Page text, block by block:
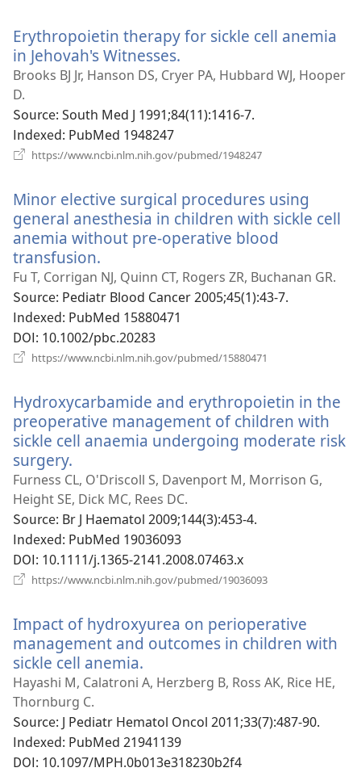
창
Erythropoietin therapy for sickle cell anemia
in Jehovah's Witnesses.
로
창
기)
Brooks BJ Jr, Hanson DS, Cryer PA, Hubbard WJ, Hooper
D.
Source‎: South Med J 1991;84(11):1416-7.
Indexed‎: PubMed 1948247
https://www.ncbi.nlm.nih.gov/pubmed/1948247
창
열
기)
Minor elective surgical procedures using
general anesthesia in children with sickle cell
anemia without pre-operative blood
transfusion.
로
운
창
열
기)
Fu T, Corrigan NJ, Quinn CT, Rogers ZR, Buchanan GR.
Source‎: Pediatr Blood Cancer 2005;45(1):43-7.
Indexed‎: PubMed 15880471
DOI‎: 10.1002/pbc.20283
https://www.ncbi.nlm.nih.gov/pubmed/15880471
창
열
기)
Hydroxycarbamide and erythropoietin in the
preoperative management of children with
sickle cell anaemia undergoing moderate risk
surgery.
로
운
창
열
기)
Furness CL, O'Driscoll S, Davenport M, Morrison G,
Height SE, Dick MC, Rees DC.
Source‎: Br J Haematol 2009;144(3):453-4.
Indexed‎: PubMed 19036093
DOI‎: 10.1111/j.1365-2141.2008.07463.x
https://www.ncbi.nlm.nih.gov/pubmed/19036093
창
열
기)
Impact of hydroxyurea on perioperative
management and outcomes in children with
sickle cell anemia.
로
창
열
기)
Hayashi M, Calatroni A, Herzberg B, Ross AK, Rice HE,
Thornburg C.
Source‎: J Pediatr Hematol Oncol 2011;33(7):487-90.
Indexed‎: PubMed 21941139
DOI‎: 10.1097/MPH.0b013e318230b2f4